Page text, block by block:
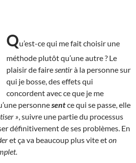
Qu’est-ce qui me fait choisir une
méthode plutôt qu’une autre ? Le
plaisir de faire sentirà la personne sur
qui je bosse, des effets qui
concordent avec ce que je me
personnesentce qui se passe, elle
» , suivre une partie du processus
définitivement de ses problèmes. En
et ça va beaucoup plus vite eton
.